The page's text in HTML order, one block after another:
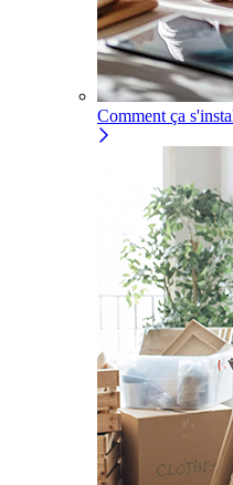
Comment ça